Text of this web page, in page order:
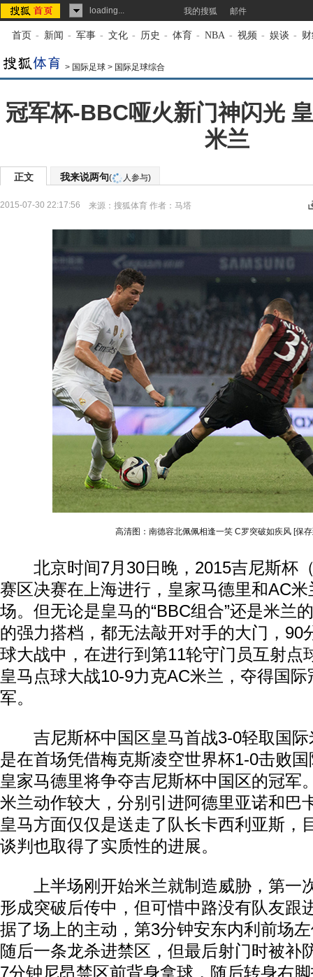
loading... 我的搜狐 邮件
首页 - 新闻 - 军事 - 文化 - 历史 - 体育 - NBA - 视频 - 娱谈 -
> 国际足球 > 国际足球综合
冠军杯-BBC哑火新门神闪光
米兰
正文 我来说两句( 人参与)
2015-07-30 22:17:56 来源： 搜狐体育 作者：马塔
高清图：南德容北佩佩相逢一笑 C罗突破如疾风 [保
北京时间7月30日晚，2015吉尼斯杯
赛区决赛在上海进行，皇家马德里和AC
场。但无论是皇马的“BBC组合”还是米兰
的强力搭档，都无法敲开对手的大门，90
球大战中，在进行到第11轮守门员互射点
皇马点球大战10-9力克AC米兰，夺得国
军。
吉尼斯杯中国区皇马首战3-0轻取国际
是在首场凭借梅克斯凌空世界杯1-0击败
皇家马德里将争夺吉尼斯杯中国区的冠军
米兰动作较大，分别引进阿德里亚诺和巴
皇马方面仅仅是送走了队长卡西利亚斯，
谈判也取得了实质性的进展。
上半场刚开始米兰就制造威胁，第一
形成突破后传中，但可惜中路没有队友跟
据了场上的主动，第3分钟安东内利前场
随后一条龙杀进禁区，但最后射门时被补
7分钟尼昂禁区前背身拿球，随后转身右